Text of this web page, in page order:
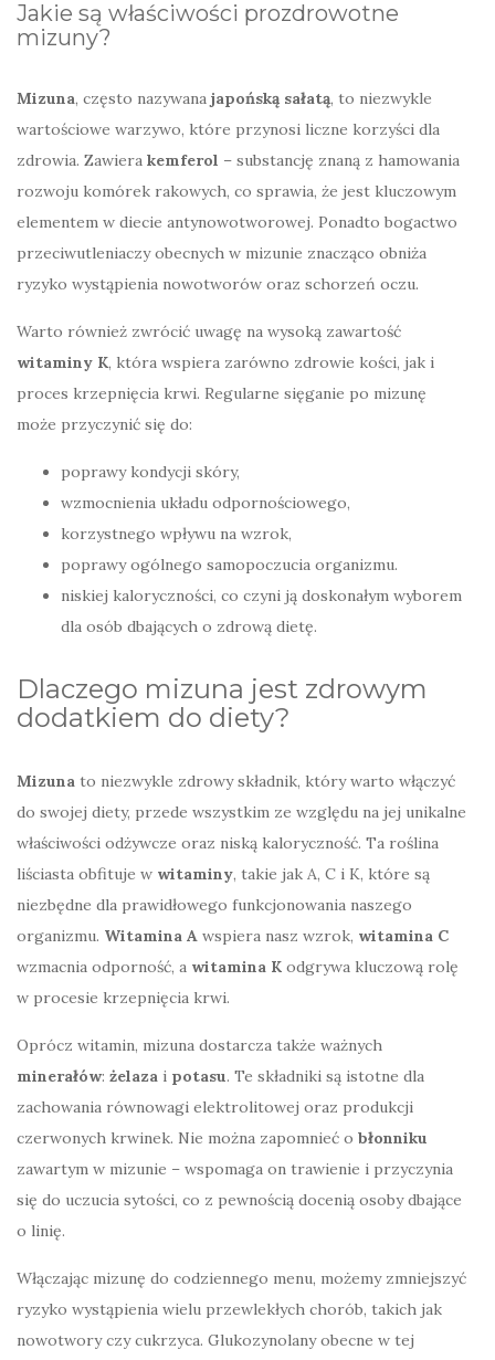
Jakie są właściwości prozdrowotne
mizuny?
Mizuna, często nazywana japońską sałatą, to niezwykle
wartościowe warzywo, które przynosi liczne korzyści dla
zdrowia. Zawiera kemferol – substancję znaną z hamowania
rozwoju komórek rakowych, co sprawia, że jest kluczowym
elementem w diecie antynowotworowej. Ponadto bogactwo
przeciwutleniaczy obecnych w mizunie znacząco obniża
ryzyko wystąpienia nowotworów oraz schorzeń oczu.
Warto również zwrócić uwagę na wysoką zawartość
witaminy K, która wspiera zarówno zdrowie kości, jak i
proces krzepnięcia krwi. Regularne sięganie po mizunę
może przyczynić się do:
poprawy kondycji skóry,
wzmocnienia układu odpornościowego,
korzystnego wpływu na wzrok,
poprawy ogólnego samopoczucia organizmu.
niskiej kaloryczności, co czyni ją doskonałym wyborem
dla osób dbających o zdrową dietę.
Dlaczego mizuna jest zdrowym
dodatkiem do diety?
Mizuna to niezwykle zdrowy składnik, który warto włączyć
do swojej diety, przede wszystkim ze względu na jej unikalne
właściwości odżywcze oraz niską kaloryczność. Ta roślina
liściasta obfituje w witaminy, takie jak A, C i K, które są
niezbędne dla prawidłowego funkcjonowania naszego
organizmu. Witamina A wspiera nasz wzrok, witamina C
wzmacnia odporność, a witamina K odgrywa kluczową rolę
w procesie krzepnięcia krwi.
Oprócz witamin, mizuna dostarcza także ważnych
minerałów: żelaza i potasu. Te składniki są istotne dla
zachowania równowagi elektrolitowej oraz produkcji
czerwonych krwinek. Nie można zapomnieć o błonniku
zawartym w mizunie – wspomaga on trawienie i przyczynia
się do uczucia sytości, co z pewnością docenią osoby dbające
o linię.
Włączając mizunę do codziennego menu, możemy zmniejszyć
ryzyko wystąpienia wielu przewlekłych chorób, takich jak
nowotwory czy cukrzyca. Glukozynolany obecne w tej